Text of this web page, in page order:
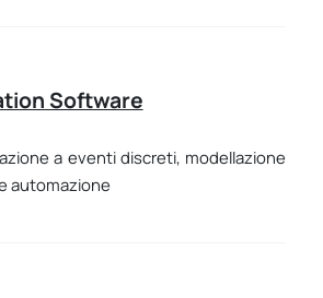
Software
a eventi discreti, modellazione
automazione